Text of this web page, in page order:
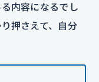
内容になるでし
押さえて、自分